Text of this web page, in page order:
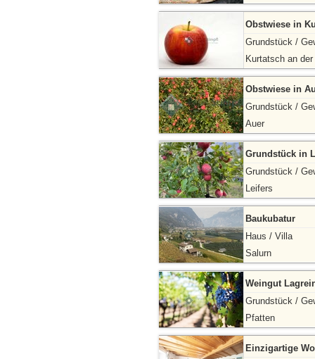
Obstwiese in
Grundstück /
Kurtatsch an
Obstwiese in
Grundstück /
Auer
Grundstück in
Grundstück /
Leifers
Baukubatur
Haus / Villa
Salurn
Weingut
Grundstück /
Pfatten
Einzigartige